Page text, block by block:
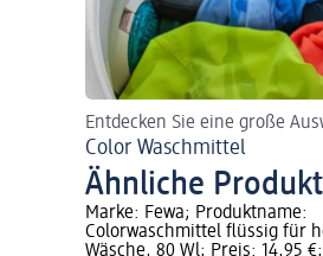
Entdecken Sie eine große
Color Waschmittel
Ähnliche
Marke: Fewa; Produktname:
Colorwaschmittel flüssig für
Wäsche, 80 Wl; Preis: 14,95 €;